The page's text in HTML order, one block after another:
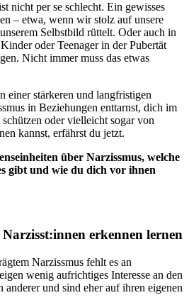
nicht per se schlecht. Ein gewisses
– etwa, wenn wir stolz auf unsere
Selbstbild rüttelt. Oder auch in
oder Teenager in der Pubertät
Nicht immer muss das etwas
einer stärkeren und langfristigen
in Beziehungen enttarnst, dich im
schützen oder vielleicht sogar von
kannst, erfährst du jetzt.
über Narzissmus, welche
gibt und wie du dich vor ihnen
erkennen lernen
Narzissmus fehlt es an
wenig aufrichtiges Interesse an den
und sind eher auf ihren eigenen